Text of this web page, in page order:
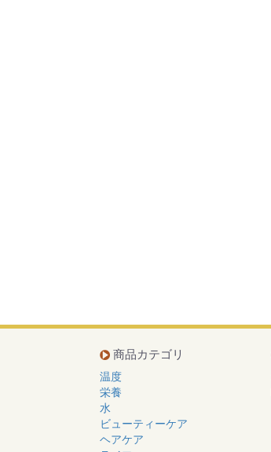
商品カテゴリ
温度
栄養
水
ビューティーケア
ヘアケア